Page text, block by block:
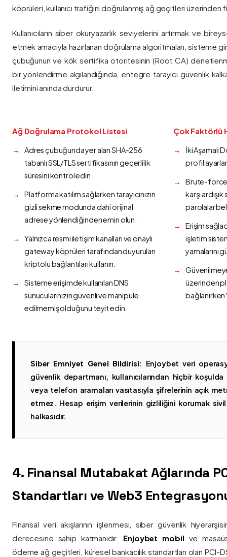
köprüleri, kullanıcı trafiğini doğrulanmış ağ geçitleri üzerinden
Kullanıcıların siber okuryazarlık seviyelerini artırmak ve
etmek amacıyla hazırlanan doğrulama algoritmaları, sisteme
çubuğunun ve kök sertifika otoritesinin (Root CA)
bir yönlendirme algılandığında, entegre tarayıcı güvenlik
iletimini anında durdurur.
Ağ Doğrulama Protokol Listesi
Adres çubuğunda yer alan SHA-256
tabanlı SSL/TLS sertifikasının geçerlilik
süresini kontrol edin.
Platforma katılım sağlarken tarayıcınızın
gizli sekme modunda dahi orijinal
adrese yönlendiğinden emin olun.
Yalnızca resmi iletişim kanalları ve onaylı
gateway köprüleri tarafından duyurulan
kriptolu bağlantıları kullanın.
Sisteme erişimde kullanılan DNS
sunucularınızın güvenli ve manipüle
edilmemiş olduğunu teyit edin.
Çok Faktörlü
İki Aşamalı
profil
Brute-force
karşı
parolalar
Erişim
işletim
yamalarını
üzerinden
bağlanırken
Siber Emniyet Genel Bildirisi:
Enjoybet veri
güvenlik departmanı, kullanıcılarından hiçbir
veya telefon aramaları vasıtasıyla şifrelerinin açık
etmez. Hesap erişim verilerinin gizliliğini korumak
halkasıdır.
4. Finansal Mutabakat Ağlarında
Standartları ve Web3
Finansal veri akışlarının işlenmesi, siber güvenlik
derecesine sahip katmanıdır. Enjoybet mobil ve
ödeme ağ geçitleri, küresel bankacılık standartları olan PCI-